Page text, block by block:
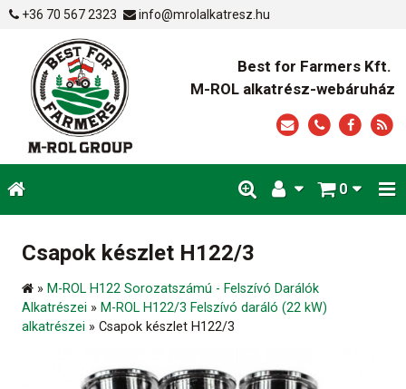
+36 70 567 2323 info@mrolalkatresz.hu
Best for Farmers Kft.
M-ROL alkatrész-webáruház
0
Csapok készlet H122/3
» M-ROL H122 Sorozatszámú - Felszívó Darálók
Alkatrészei » M-ROL H122/3 Felszívó daráló (22 kW)
alkatrészei » Csapok készlet H122/3